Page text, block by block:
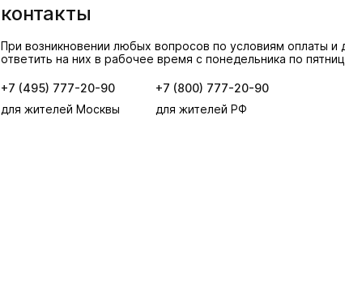
контакты
При возникновении любых вопросов по условиям оплаты
ответить на них в рабочее время с понедельника по
+7 (495) 777-20-90
для жителей Москвы
+7 (800) 777-20-90
для жителей РФ